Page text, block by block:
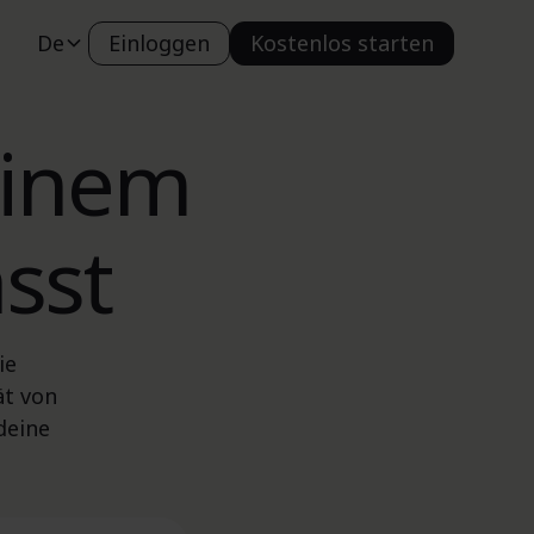
De Einloggen Kostenlos starten
von